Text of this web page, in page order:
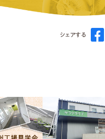
シェアする